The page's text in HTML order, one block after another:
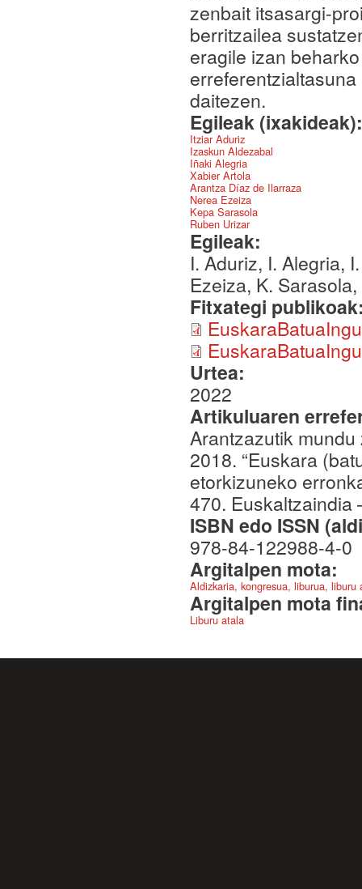
zenbait itsasargi-
berritzailea
eragile izan
daitezen.
Egileak
Itziar Aduriz
Izaskun Aldezabal
Iñaki Alegria
Xabier Artola
Arantza Díaz de Ilarraza
Nerea Ezeiza
Kepa Sarasola
Ruben Urizar
Egileak:
I. Aduriz, I. Alegria,
Ezeiza, K.
Fitxategi
Urtea:
2022
Artikuluaren
Arantzazutik
2018. “Euskara
etorkizuneko
470. Euskaltzaindia
ISBN edo ISSN
978-84-122988-4-0
Argitalpen mota:
Aldizkaria, kongresua, liburua,
Argitalpen mota
Liburu atala